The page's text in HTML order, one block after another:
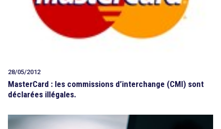
28/05/2012
MasterCard : les commissions d’interchange (CMI) sont
déclarées illégales.